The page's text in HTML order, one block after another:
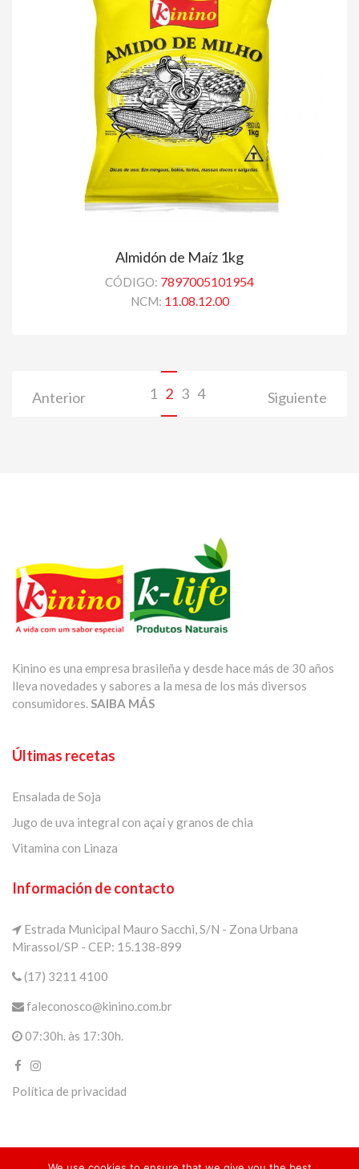
Almidón de Maíz 1kg
CÓDIGO: 7897005101954
NCM: 11.08.12.00
Anterior 1 2 3 4 Siguiente
Kinino es una empresa brasileña y desde hace más de 30 años
lleva novedades y sabores a la mesa de los más diversos
consumidores.SAIBA MÁS
Últimas recetas
Ensalada de Soja
Jugo de uva integral con açaí y granos de chia
Vitamina con Linaza
Información de contacto
Estrada Municipal Mauro Sacchi, S/N - Zona Urbana
Mirassol/SP - CEP: 15.138-899
(17) 3211 4100
faleconosco@kinino.com.br
07:30h. às 17:30h.
Política de privacidad